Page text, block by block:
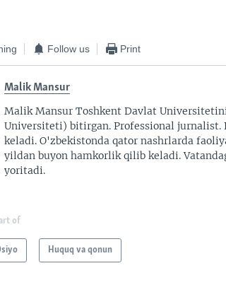
Follow us Print
Malik Mansur
Malik Mansur Toshkent Davlat
Universiteti) bitirgan. Professional jurnalist.
keladi. O'zbekistonda qator nashrlarda
yildan buyon hamkorlik qilib keladi.
yoritadi.
of
Huquq va qonun